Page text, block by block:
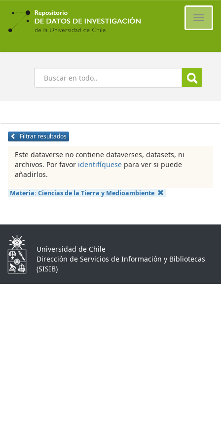
Ir
contenido
principal
Buscar
Filtrar resultados
Este dataverse no contiene dataverses, datasets, ni
archivos. Por favor identifíquese para ver si puede
añadirlos.
Materia: Ciencias de la Tierra y Medioambiente
Universidad de Chile
Dirección de Servicios de Información y Bibliotecas
(SISIB)